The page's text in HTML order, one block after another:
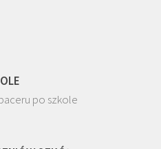
po szkole